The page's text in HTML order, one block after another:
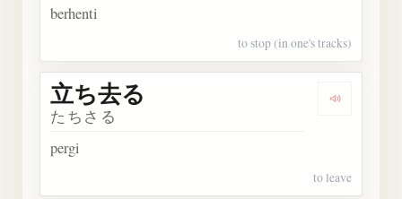
berhenti
to stop (in one's tracks)
立ち去る
たちさる
pergi
to leave